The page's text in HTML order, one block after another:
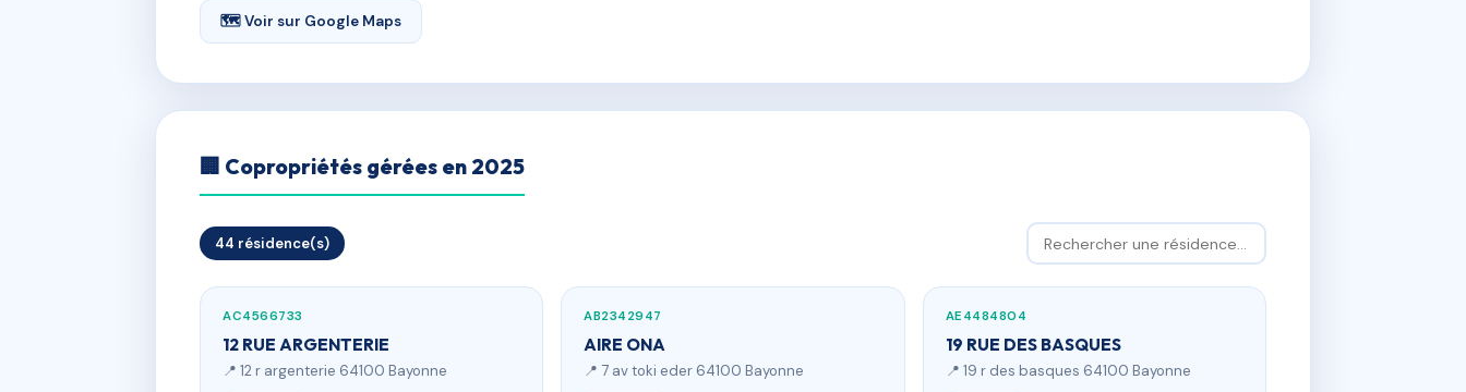
🗺 Voir sur Google Maps
🏢 Copropriétés gérées en 2025
44 résidence(s)
AC4566733
12 RUE ARGENTERIE
📍 12 r argenterie 64100 Bayonne
AB2342947
AIRE ONA
📍 7 av toki eder 64100 Bayonne
AE4484804
19 RUE DES BASQUES
📍 19 r des basques 64100 Bayonne